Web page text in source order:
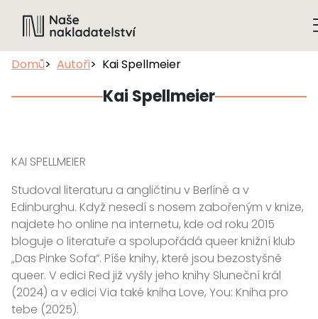
Domů Autoři Kai Spellmeier
Kai Spellmeier
KAI SPELLMEIER
Studoval literaturu a angličtinu v Berlíně a v
Edinburghu. Když nesedí s nosem zabořeným v knize,
najdete ho online na internetu, kde od roku 2015
bloguje o literatuře a spolupořádá queer knižní klub
„Das Pinke Sofa“. Píše knihy, které jsou bezostyšně
queer. V edici Red již vyšly jeho knihy Sluneční král
(2024) a v edici Via také kniha Love, You: Kniha pro
tebe (2025).